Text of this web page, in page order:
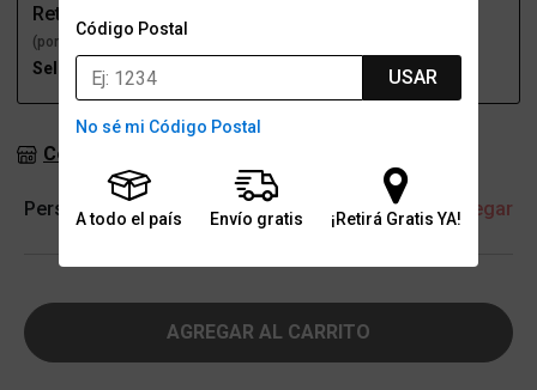
Código Postal
USAR
No sé mi Código Postal
A todo el país Envío gratis ¡Retirá Gratis YA!
Retiro
(por una sucursal)
Seleccioná talle Seleccioná talle
Consultar stock en sucursales
Personalización + Agregar
AGREGAR AL CARRITO